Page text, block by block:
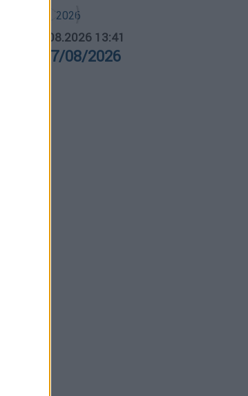
07.08.2026 13:41
07/08/2026